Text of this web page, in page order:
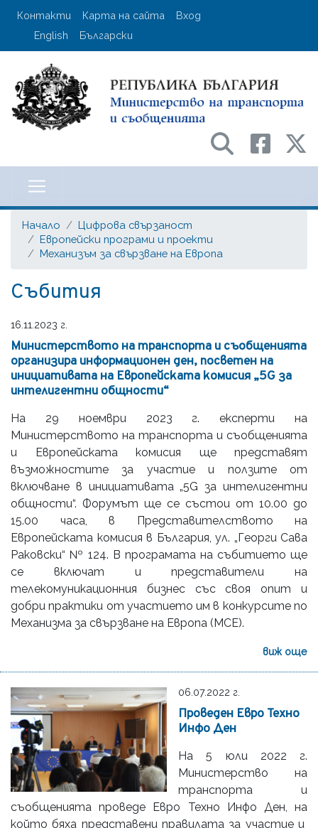
Премини
User account menu
Контакти Карта на сайта
Вход
English
Български
на транспорта
Начало
Цифрова свързаност
Европейски програми и проекти
Механизъм за свързване на Европа
Събития
16.11.2023 г.
Министерството на транспорта и съобщенията
организира информационен ден, посветен на
инициативата на Европейската комисия „5G за
интелигентни общности“
На 29 ноември 2023 г. експерти на
Министерството на транспорта и съобщенията
и Европейската комисия ще представят
възможностите за участие и ползите от
включване в инициативата „5G за интелигентни
общности“. Форумът ще се състои от 10.00 до
15.00 часа, в Представителството на
Европейската комисия в България, ул. „Георги Сава
Раковски“ № 124. В програмата на събитието ще
се включат и представители на
телекомуникационния бизнес със своя опит и
добри практики от участието им в конкурсите по
Механизма за свързване на Европа (МСЕ).
виж още
06.07.2022 г.
Проведен Евро Техно
Инфо Ден
На 5 юли 2022 г.
Министерство на
транспорта и
съобщенията проведе Евро Техно Инфо Ден, на
който бяха представени правилата за участие и